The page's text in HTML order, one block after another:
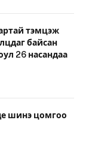
тэмцэж
байсан
26 насандаа
шинэ цомгоо